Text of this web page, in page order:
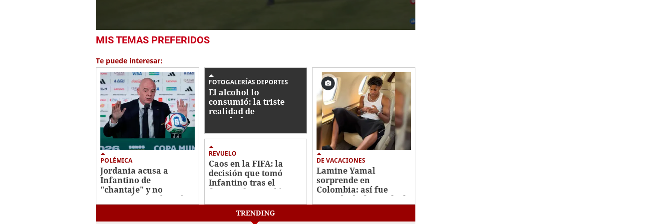
seconds
29
secondsVolume
0%
MIS TEMAS PREFERIDOS
Te puede interesar:
POLÉMICA
Jordania acusa a
Infantino de
"chantaje" y no
apoyará su reelección
FOTOGALERÍAS DEPORTES
El alcohol lo
consumió: la triste
realidad de
mundialista con
Honduras
REVUELO
Caos en la FIFA: la
decisión que tomó
Infantino tras el
fracaso de su polémico
plan millonario
DE VACACIONES
Lamine Yamal
sorprende en
Colombia: así fue
captado disfrutando de
TRENDING